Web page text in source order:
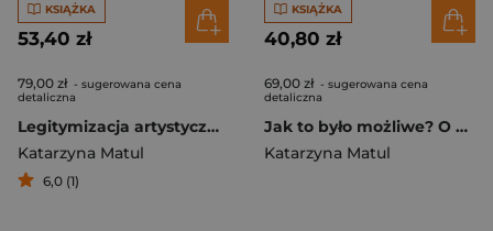
KSIĄŻKA
53,40 zł
79,00 zł - sugerowana cena
detaliczna
Legitymizacja artystyczna plakatu w PRL 1944-1968
Katarzyna Matul
6,0 (1)
KSIĄŻKA
40,80 zł
69,00 zł - sugerowana cena
detaliczna
Jak to było możliwe? O powstawaniu Międzynarodowego Biennale Plakatu w Warszawie wyd. 2
Katarzyna Matul